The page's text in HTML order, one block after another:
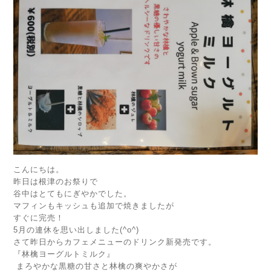
こんにちは。
昨日は根津のお祭りで
谷中はとてもにぎやかでした。
マフィンもキッシュも追加で焼きましたが
すぐに完売！
5月の連休を思い出しました(^o^)
さて昨日からカフェメニューのドリンク新発売です。
『林檎ヨーグルトミルク』
まろやかな黒糖の甘さと林檎の爽やかさが